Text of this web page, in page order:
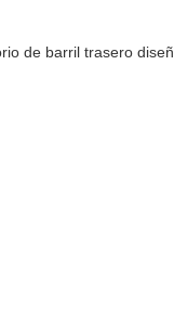
de barril trasero